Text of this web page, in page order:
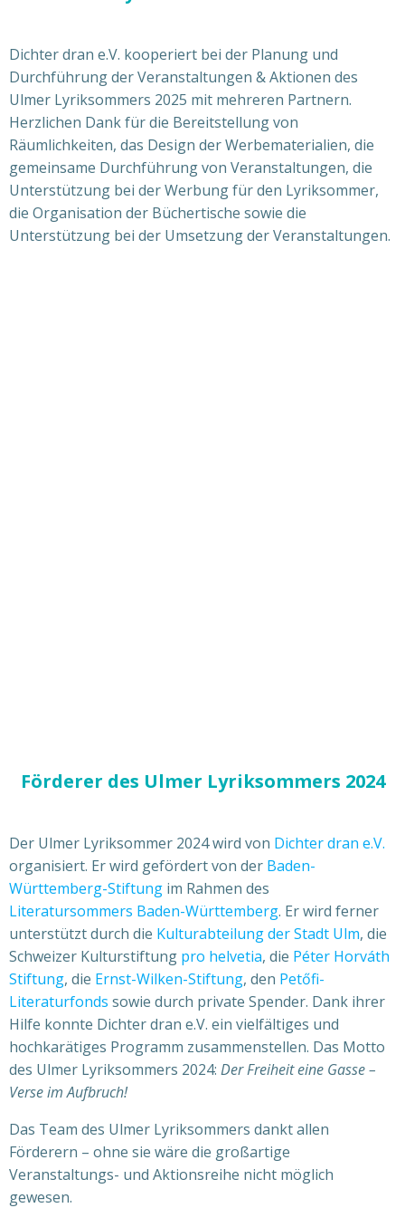
Dichter dran e.V. kooperiert bei der Planung und
Durchführung der Veranstaltungen & Aktionen des
Ulmer Lyriksommers 2025 mit mehreren Partnern.
Herzlichen Dank für die Bereitstellung von
Räumlichkeiten, das Design der Werbematerialien, die
gemeinsame Durchführung von Veranstaltungen, die
Unterstützung bei der Werbung für den Lyriksommer,
die Organisation der Büchertische sowie die
Unterstützung bei der Umsetzung der Veranstaltungen.
Förderer des Ulmer Lyriksommers 2024
Der Ulmer Lyriksommer 2024 wird von Dichter dran e.V.
organisiert. Er wird gefördert von der Baden-
Württemberg-Stiftung im Rahmen des
Literatursommers Baden-Württemberg. Er wird ferner
unterstützt durch die Kulturabteilung der Stadt Ulm, die
Schweizer Kulturstiftung pro helvetia, die Péter Horváth
Stiftung, die Ernst-Wilken-Stiftung, den Petőfi-
Literaturfonds sowie durch private Spender. Dank ihrer
Hilfe konnte Dichter dran e.V. ein vielfältiges und
hochkarätiges Programm zusammenstellen. Das Motto
des Ulmer Lyriksommers 2024: Der Freiheit eine Gasse –
Verse im Aufbruch!
Das Team des Ulmer Lyriksommers dankt allen
Förderern – ohne sie wäre die großartige
Veranstaltungs- und Aktionsreihe nicht möglich
gewesen.